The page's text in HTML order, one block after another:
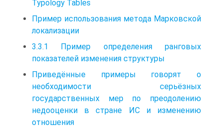
Typology Tables
Пример использования метода Марковской
локализации
3.3.1 Пример определения ранговых
показателей изменения структуры
Приведённые примеры говорят о
необходимости серьёзных
государственных мер по преодолению
недооценки в стране ИС и изменению
отношения